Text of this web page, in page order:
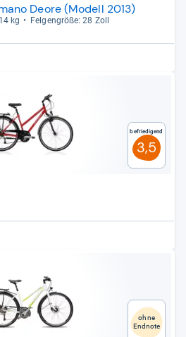
Deore (Modell 2013)
kg
Fel­gen­größe: 28 Zoll
Befriedigend
3,5
ohne
Endnote